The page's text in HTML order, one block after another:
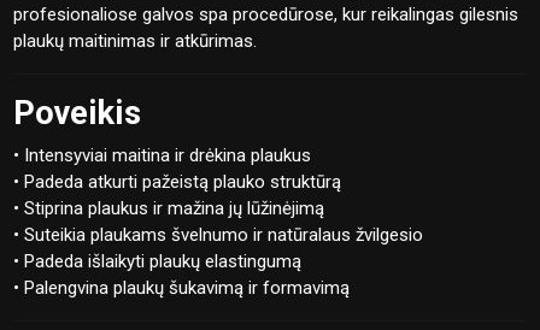
profesionaliose galvos spa procedūrose, kur reikalingas gilesnis
plaukų maitinimas ir atkūrimas.
Poveikis
• Intensyviai maitina ir drėkina plaukus
• Padeda atkurti pažeistą plauko struktūrą
• Stiprina plaukus ir mažina jų lūžinėjimą
• Suteikia plaukams švelnumo ir natūralaus žvilgesio
• Padeda išlaikyti plaukų elastingumą
• Palengvina plaukų šukavimą ir formavimą